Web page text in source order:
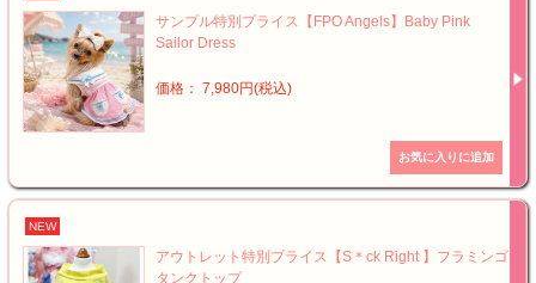
サンプル特別プライス【FPO Angels】Baby Pink
Sailor Dress
価格： 7,980円(税込)
NEW
アウトレット特別プライス【S＊ck Right 】フラミンゴ
タンクトップ